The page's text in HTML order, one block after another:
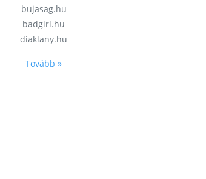
bujasag.hu
badgirl.hu
diaklany.hu
Tovább »